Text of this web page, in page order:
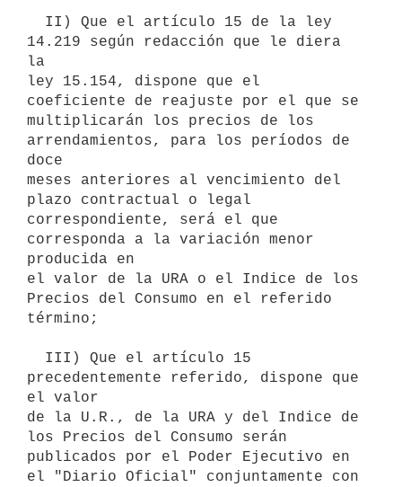
14.219 según redacción que le diera
la
ley 15.154, dispone que el
coeficiente de reajuste por el que se
multiplicarán los precios de los
arrendamientos, para los períodos de
doce
meses anteriores al vencimiento del
plazo contractual o legal
correspondiente, será el que
corresponda a la variación menor
producida en
el valor de la URA o el Indice de los
Precios del Consumo en el referido
término;
precedentemente referido, dispone que
el valor
de la U.R., de la URA y del Indice de
los Precios del Consumo serán
publicados por el Poder Ejecutivo en
el "Diario Oficial" conjuntamente con